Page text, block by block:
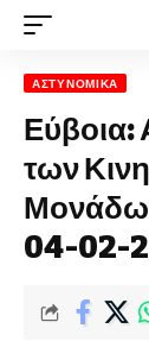
ΑΣΤΥΝΟΜΙΚΆ
Εύβοια:
των
04-02-